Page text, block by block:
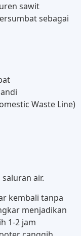
sawit
sebagai
Waste Line)
air.
kembali tanpa
menjadikan
1-2 jam